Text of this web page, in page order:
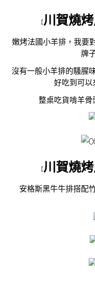
【川賀燒
嫩烤法國小羊排，我要
牌
沒有一般小羊排的騷腥
好吃到可以
整桌吃貨啃羊骨
【川賀燒
安格斯黑牛牛排搭配